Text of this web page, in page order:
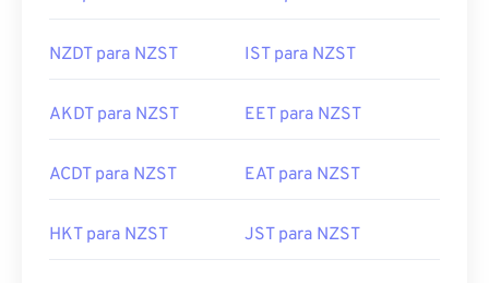
NZDT para NZST IST para NZST
AKDT para NZST EET para NZST
ACDT para NZST EAT para NZST
HKT para NZST JST para NZST